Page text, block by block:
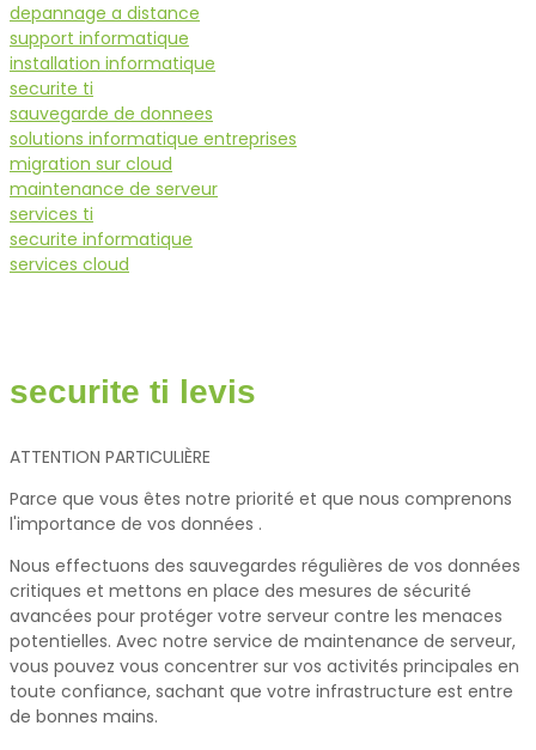
depannage a distance
support informatique
installation informatique
securite ti
sauvegarde de donnees
solutions informatique entreprises
migration sur cloud
maintenance de serveur
services ti
securite informatique
services cloud
securite ti levis
ATTENTION PARTICULIÈRE
Parce que vous êtes notre priorité et que nous comprenons
l'importance de vos données .
Nous effectuons des sauvegardes régulières de vos données
critiques et mettons en place des mesures de sécurité
avancées pour protéger votre serveur contre les menaces
potentielles. Avec notre service de maintenance de serveur,
vous pouvez vous concentrer sur vos activités principales en
toute confiance, sachant que votre infrastructure est entre
de bonnes mains.